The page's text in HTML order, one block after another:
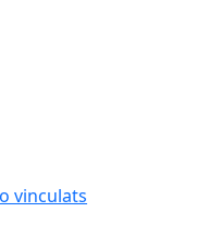
vinculats